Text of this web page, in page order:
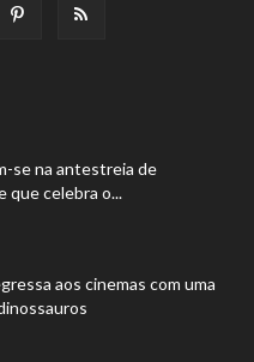
se na antestreia de
que celebra o...
aos cinemas com uma